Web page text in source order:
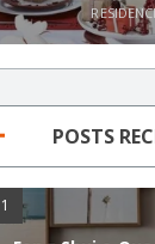
POSTS
1